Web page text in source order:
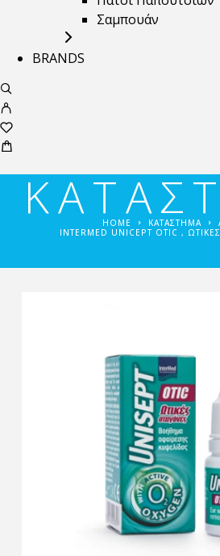
Σαμπουάν
BRANDS
HOME ΚΑΤΑΣΤΗΜΑ
INTERMED UNICEPT OTIC ,